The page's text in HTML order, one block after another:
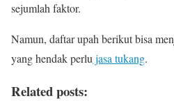
sejumlah faktor.
Namun, daftar upah berikut bisa
yang hendak perlu jasa tukang.
Related posts: